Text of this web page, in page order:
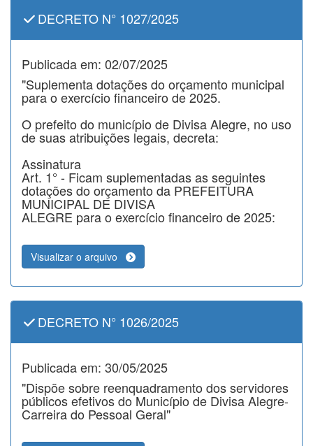
DECRETO N° 1027/2025
Publicada em: 02/07/2025
"Suplementa dotações do orçamento municipal
para o exercício financeiro de 2025.
O prefeito do município de Divisa Alegre, no uso
de suas atribuições legais, decreta:
Assinatura
Art. 1° - Ficam suplementadas as seguintes
dotações do orçamento da PREFEITURA
MUNICIPAL DE DIVISA
ALEGRE para o exercício financeiro de 2025:
Visualizar o arquivo
DECRETO N° 1026/2025
Publicada em: 30/05/2025
"Dispõe sobre reenquadramento dos servidores
públicos efetivos do Município de Divisa Alegre-
Carreira do Pessoal Geral"